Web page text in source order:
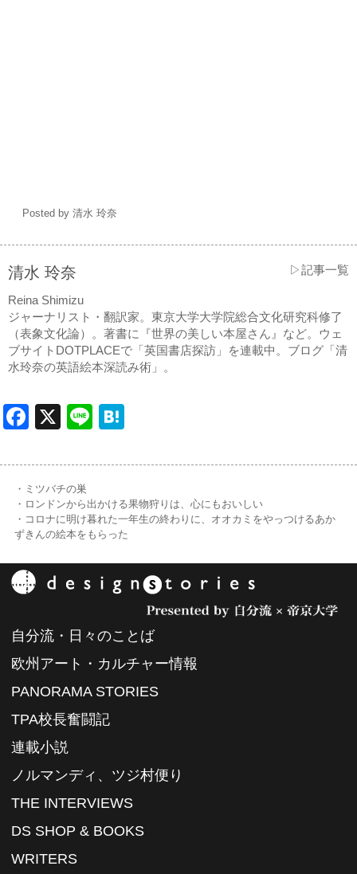
Posted by 清水 玲奈
清水 玲奈 ▷記事一覧
Reina Shimizu
ジャーナリスト・翻訳家。東京大学大学院総合文化研究科修了
（表象文化論）。著書に『世界の美しい本屋さん』など。ウェ
ブサイトDOTPLACEで「英国書店探訪」を連載中。ブログ「清
水玲奈の英語絵本深読み術」。
Facebook
X Line
・ミツバチの巣
・ロンドンから出かける果物狩りは、心にもおいしい
・コロナに明け暮れた一年生の終わりに、オオカミをやっつけるあか
ずきんの絵本をもらった
自分流・日々のことば
欧州アート・カルチャー情報
PANORAMA STORIES
TPA校長奮闘記
連載小説
ノルマンディ、ツジ村便り
THE INTERVIEWS
DS SHOP & BOOKS
WRITERS